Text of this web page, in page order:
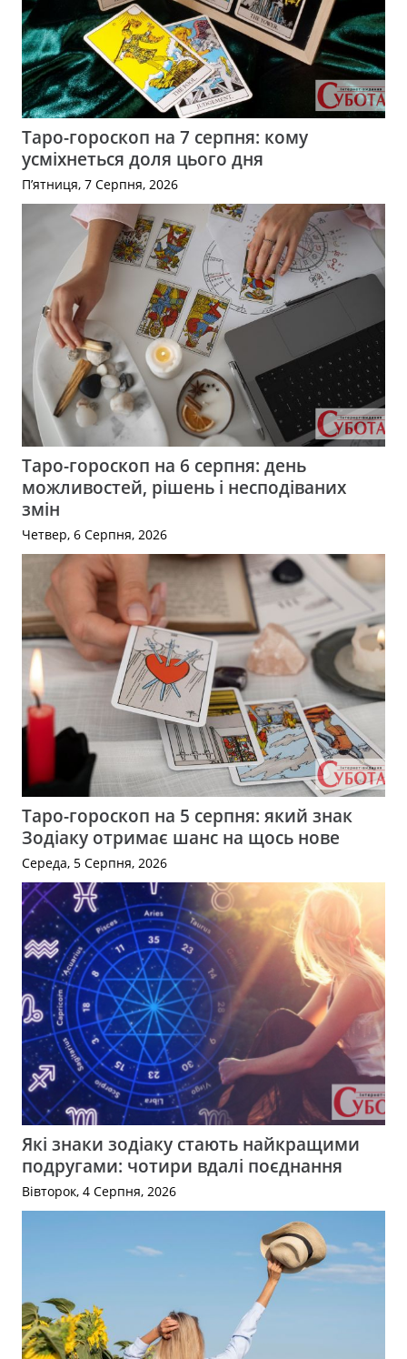
Таро-гороскоп на 7 серпня: кому
усміхнеться доля цього дня
П’ятниця, 7 Серпня, 2026
Таро-гороскоп на 6 серпня: день
можливостей, рішень і несподіваних
змін
Четвер, 6 Серпня, 2026
Таро-гороскоп на 5 серпня: який знак
Зодіаку отримає шанс на щось нове
Середа, 5 Серпня, 2026
Які знаки зодіаку стають найкращими
подругами: чотири вдалі поєднання
Вівторок, 4 Серпня, 2026